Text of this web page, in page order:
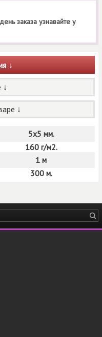
заказа узнавайте у
5х5 мм.
160 г/м2.
1 м
300 м.